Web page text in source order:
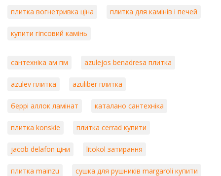
плитка вогнетривка ціна плитка для камінів і печей
купити гіпсовий камінь
сантехніка ам пм azulejos benadresa плитка
azulev плитка azuliber плитка
беррі аллок ламінат каталано сантехніка
плитка konskie плитка cerrad купити
jacob delafon ціни litokol затирання
плитка mainzu сушка для рушників margaroli купити